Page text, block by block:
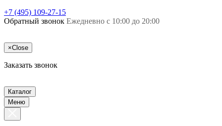
+7 (495) 109-27-15
Обратный звонок Ежедневно с 10:00 до 20:00
×Close
Заказать звонок
Каталог
Меню